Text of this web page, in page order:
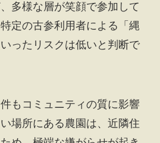
多様な層が笑顔で参加して
定の古参利用者による「縄
ったリスクは低いと判断で
もコミュニティの質に影響
場所にある農園は、近隣住